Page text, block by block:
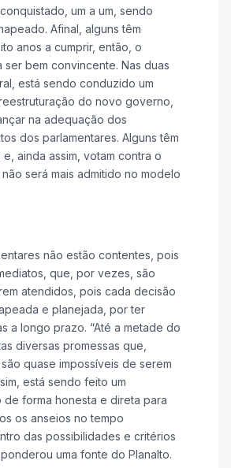
um a um, sendo
Afinal, alguns têm
anos a cumprir, então, o
bem convincente. Nas duas
está sendo conduzido um
do novo governo,
na adequação dos
dos parlamentares. Alguns têm
ainda assim, votam contra o
será mais admitido no modelo
não estão contentes, pois
que, por vezes, são
atendidos, pois cada decisão
e planejada, por ter
a longo prazo. “Até a metade do
diversas promessas que,
quase impossíveis de serem
está sendo feito um
de forma honesta e direta para
os anseios no tempo
das possibilidades e critérios
uma fonte do Planalto.